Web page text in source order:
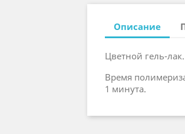
Описание
Цветной гель-лак.
Время
1 минута.